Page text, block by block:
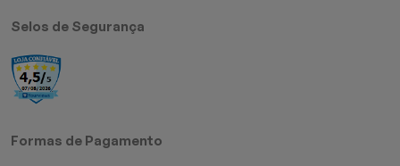
Selos de Segurança
Formas de Pagamento